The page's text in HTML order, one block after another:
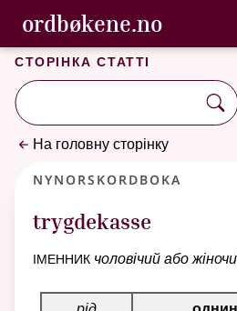
Перейти до основного
Доступність
ordbøkene.no,
Cловник букмола та Словник нюношка
Сторінка статті
На головну сторінку
Nynorskordboka
trygdekasse
іменник чоловічий або
Таблиця відмінювання для